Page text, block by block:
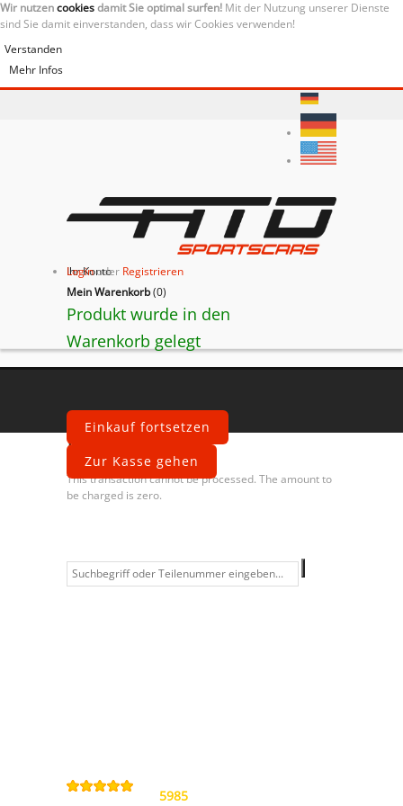
Wir nutzencookiesdamit Sie optimal surfen! Mit der Nutzung unserer Dienste
sind Sie damit einverstanden, dass wir Cookies verwenden!
Verstanden
Mehr Infos
Ihr Konto
Loginoder Registrieren
Mein Warenkorb(0)
Produkt wurde in den
Warenkorb gelegt
Einkauf fortsetzen
Zur Kasse gehen
Fehler
This transaction cannot be processed. The amount to
be charged is zero.
Kontakt
Allgemeine
/5
5985